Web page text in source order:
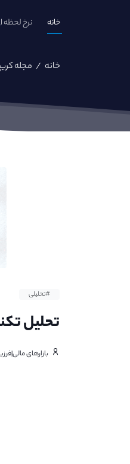
خانه نرخ لحظه
خانه / مجله
#تحلیلی
تحلیل
بازارهای